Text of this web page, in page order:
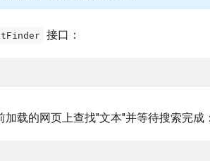
接口：
载的网页上查找"文本"并等待搜索完成